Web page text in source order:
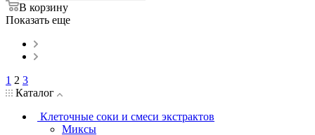
В корзину
Показать еще
1 2 3
Каталог
Клеточные соки и смеси экстрактов
Миксы